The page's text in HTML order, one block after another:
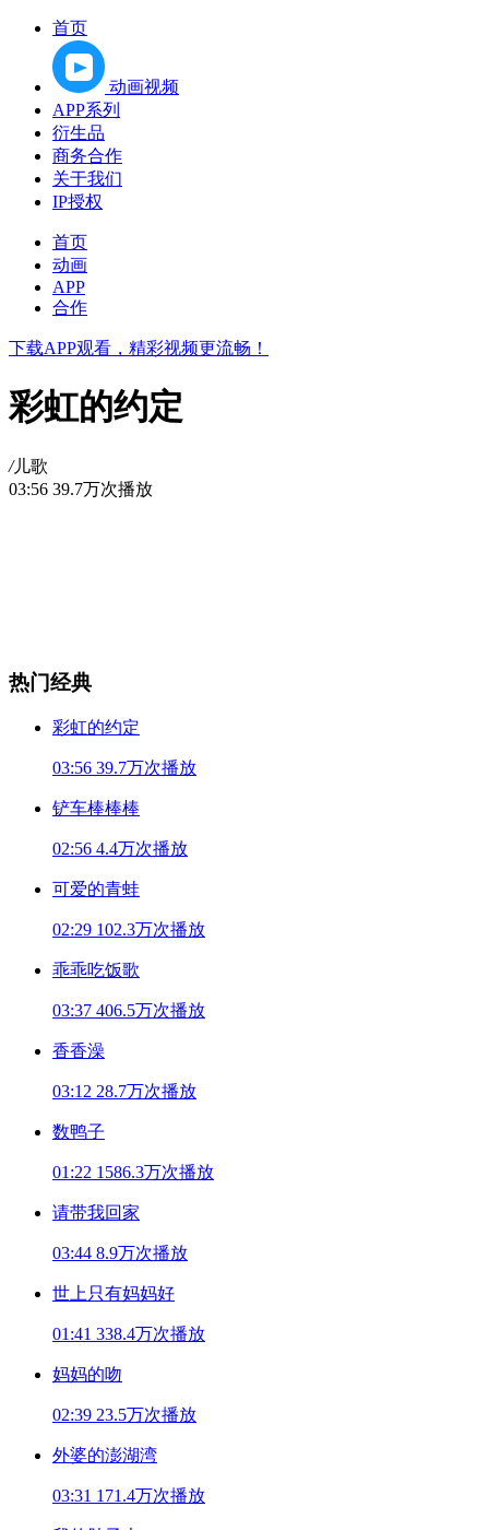
首页
动画视频
APP系列
衍生品
商务合作
关于我们
IP授权
首页
动画
APP
合作
下载APP观看，精彩视频更流畅！
彩虹的约定
/儿歌
03:56 39.7万次播放
热门经典
彩虹的约定
03:56 39.7万次播放
铲车棒棒棒
02:56 4.4万次播放
可爱的青蛙
02:29 102.3万次播放
乖乖吃饭歌
03:37 406.5万次播放
香香澡
03:12 28.7万次播放
数鸭子
01:22 1586.3万次播放
请带我回家
03:44 8.9万次播放
世上只有妈妈好
01:41 338.4万次播放
妈妈的吻
02:39 23.5万次播放
外婆的澎湖湾
03:31 171.4万次播放